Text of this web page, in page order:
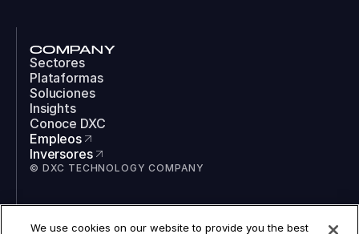
COMPANY
Sectores
Plataformas
Soluciones
Insights
Conoce DXC
Empleos
Inversores
© DXC TECHNOLOGY COMPANY
We use cookies on our website to provide you the best